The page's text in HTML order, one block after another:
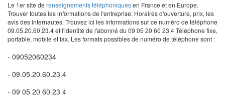
Le 1er site de renseignements téléphoniquesen France et en Europe.
Trouver toutes les informations de l'entreprise: Horaires d'ouverture, prix, les
avis des internautes. Trouvez ici les informations sur ce numéro de téléphone
09.05.20.60.23.4 et l'identité de l'abonné du 09 05 20 60 23 4 Téléphone fixe,
portable, mobile et fax. Les formats possibles de numéro de téléphone sont :
- 09052060234
- 09.05.20.60.23.4
- 09 05 20 60 23 4